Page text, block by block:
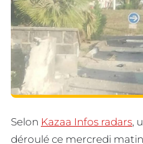
Selon Kazaa Infos radars,
déroulé ce mercredi